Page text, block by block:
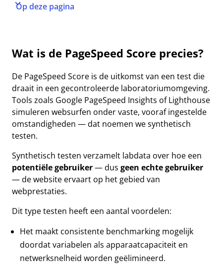
Op deze pagina
Wat is de PageSpeed Score precies?
De PageSpeed Score is de uitkomst van een test die
draait in een gecontroleerde laboratoriumomgeving.
Tools zoals Google PageSpeed Insights of Lighthouse
simuleren websurfen onder vaste, vooraf ingestelde
omstandigheden — dat noemen we synthetisch
testen.
Synthetisch testen verzamelt labdata over hoe een
potentiële gebruiker— dus geen echte gebruiker
— de website ervaart op het gebied van
webprestaties.
Dit type testen heeft een aantal voordelen:
Het maakt consistente benchmarking mogelijk
doordat variabelen als apparaatcapaciteit en
netwerksnelheid worden geëlimineerd.